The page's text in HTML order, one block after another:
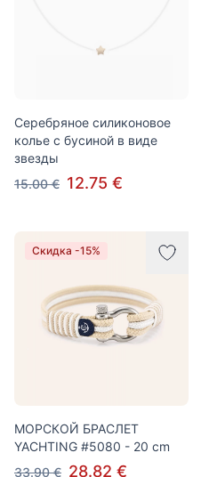
Серебряное силиконовое
колье с бусиной в виде
звезды
15.00 € 12.75 €
Скидка -15%
МОРСКОЙ БРАСЛЕТ
YACHTING #5080 - 20 cm
33.90 € 28.82 €